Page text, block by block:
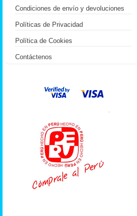
Condiciones de envío y devoluciones
Políticas de Privacidad
Política de Cookies
Contáctenos
.